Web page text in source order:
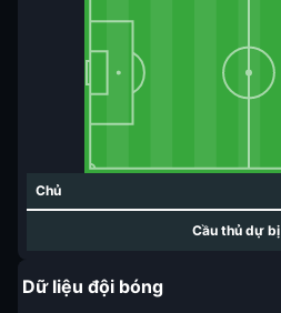
Chủ
Cầu thủ dự bị
Dữ liệu đội bóng